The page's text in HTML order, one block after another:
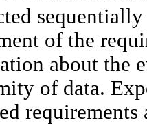
of the
about the
of data.
requirements